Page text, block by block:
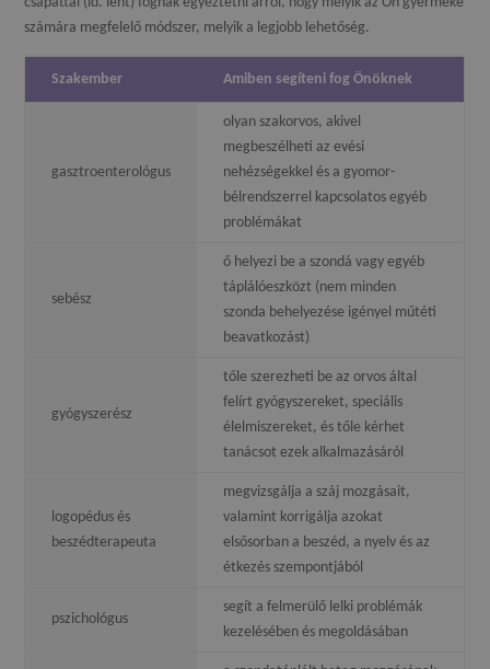
számára megfelelő módszer, melyik a legjobb lehetőség.
Szakember Amiben segíteni fog Önöknek
gasztroenterológus
olyan szakorvos, akivel
megbeszélheti az evési
nehézségekkel és a gyomor-
bélrendszerrel kapcsolatos egyéb
problémákat
sebész
ő helyezi be a szondá vagy egyéb
táplálóeszközt (nem minden
szonda behelyezése igényel műtéti
beavatkozást)
gyógyszerész
tőle szerezheti be az orvos által
felírt gyógyszereket, speciális
élelmiszereket, és tőle kérhet
tanácsot ezek alkalmazásáról
logopédus és
beszédterapeuta
megvizsgálja a száj mozgásait,
valamint korrigálja azokat
elsősorban a beszéd, a nyelv és az
étkezés szempontjából
pszichológus
segít a felmerülő lelki problémák
kezelésében és megoldásában